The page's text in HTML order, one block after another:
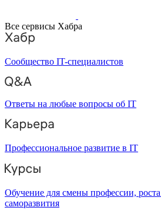
Все сервисы Хабра
Сообщество IT-специалистов
Ответы на любые вопросы об IT
Профессиональное развитие в IT
Обучение для смены профессии, роста
саморазвития